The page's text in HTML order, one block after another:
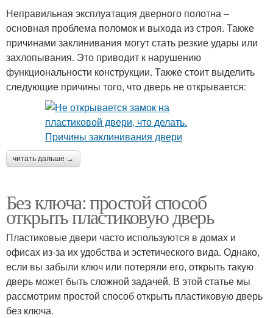
Неправильная эксплуатация дверного полотна –
основная проблема поломок и выхода из строя. Также
причинами заклинивания могут стать резкие удары или
захлопывания. Это приводит к нарушению
функциональности конструкции. Также стоит выделить
следующие причины того, что дверь не открывается:
читать дальше →
Без ключа: простой способ
открыть пластиковую дверь
Пластиковые двери часто используются в домах и
офисах из-за их удобства и эстетического вида. Однако,
если вы забыли ключ или потеряли его, открыть такую
дверь может быть сложной задачей. В этой статье мы
рассмотрим простой способ открыть пластиковую дверь
без ключа.